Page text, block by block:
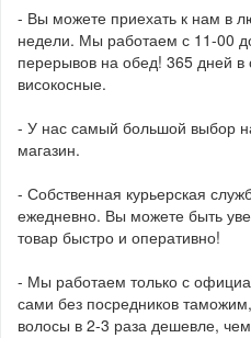
- Вы можете приехать к нам в
недели. Мы работаем с 11-00
перерывов на обед! 365 дней
високосные.
- У нас самый большой выбор
магазин.
- Собственная курьерская
ежедневно. Вы можете быть
товар быстро и оперативно!
- Мы работаем только с
сами без посредников
волосы в 2-3 раза дешевле,